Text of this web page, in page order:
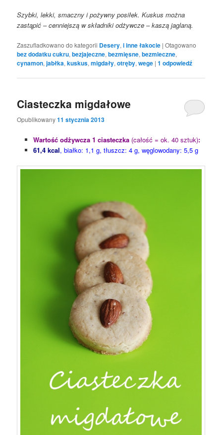
Szybki, lekki, smaczny i pożywny posiłek. Kuskus można
zastąpić – cenniejszą w składniki odżywcze – kaszą jaglaną.
Zaszufladkowano do kategorii Desery,i inne łakocie |Otagowano
bez dodatku cukru,bezjajeczne,bezmięsne,bezmleczne,
cynamon,jabłka,kuskus,migdały,otręby,wege |1 odpowiedź
Ciasteczka migdałowe
Opublikowany11 stycznia 2013
Wartość odżywcza 1 ciasteczka (całość = ok. 40 sztuk):
61,4 kcal, białko: 1,1 g, tłuszcz: 4 g, węglowodany: 5,5 g